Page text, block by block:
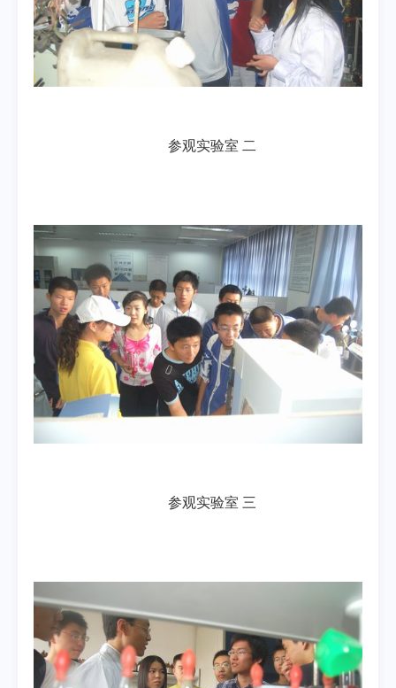
参观实验室 二
参观实验室 三